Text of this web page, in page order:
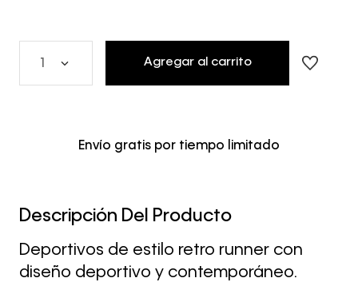
Agregar al carrito
Envío gratis por tiempo limitado
Descripción Del Producto
Deportivos de estilo retro runner con
diseño deportivo y contemporáneo.